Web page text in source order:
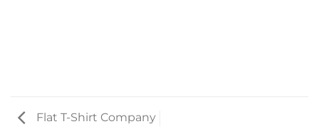
Flat T-Shirt Company